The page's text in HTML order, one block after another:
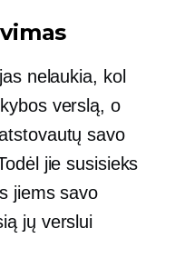
nelaukia, kol
verslą, o
savo
jie susisieks
jiems savo
jų verslui